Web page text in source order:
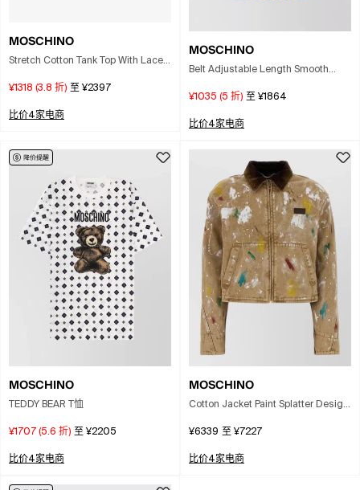
MOSCHINO
Stretch Cotton Tank Top With Laces
¥1318 (3.8 折) 至 ¥2397
比价4家电商
MOSCHINO
Belt Adjustable Length Smooth
¥1035 (5 折) 至 ¥1864
比价4家电商
MOSCHINO
TEDDY BEAR T恤
¥1707 (5.6 折) 至 ¥2205
比价4家电商
MOSCHINO
Cotton Jacket Paint Splatter Design
¥6339 至 ¥7227
比价4家电商